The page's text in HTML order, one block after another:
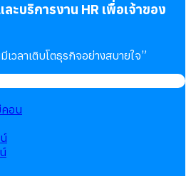
ะบริการงาน HR เพื่อเจ้าของ
วลาเติบโตธุรกิจอย่างสบายใจ”
คอน